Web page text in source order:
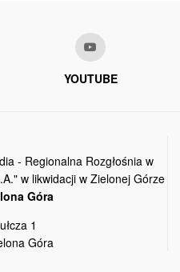
YOUTUBE
- Regionalna Rozgłośnia w
w likwidacji w Zielonej Górze
Góra
1
Góra